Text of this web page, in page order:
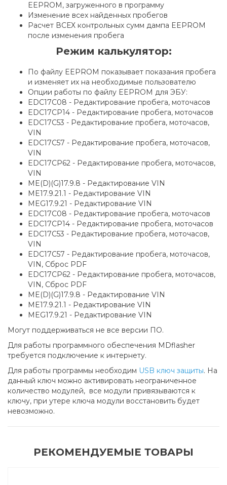
EEPROM, загруженного в программу
Изменение всех найденных пробегов
Расчет ВСЕХ контрольных сумм дампа EEPROM
после изменения пробега
Режим калькулятор:
По файлу EEPROM показывает показания пробега
и изменяет их на необходимые пользователю
Опции работы по файлу EEPROM для ЭБУ:
EDC17C08 - Редактирование пробега, моточасов
EDC17CP14 - Редактирование пробега, моточасов
EDC17C53 - Редактирование пробега, моточасов,
VIN
EDC17C57 - Редактирование пробега, моточасов,
VIN
EDC17CP62 - Редактирование пробега, моточасов,
VIN
ME(D)(G)17.9.8 - Редактирование VIN
ME17.9.21.1 - Редактирование VIN
MEG17.9.21 - Редактирование VIN
EDC17C08 - Редактирование пробега, моточасов
EDC17CP14 - Редактирование пробега, моточасов
EDC17C53 - Редактирование пробега, моточасов,
VIN
EDC17C57 - Редактирование пробега, моточасов,
VIN, Сброс PDF
EDC17CP62 - Редактирование пробега, моточасов,
VIN, Сброс PDF
ME(D)(G)17.9.8 - Редактирование VIN
ME17.9.21.1 - Редактирование VIN
MEG17.9.21 - Редактирование VIN
Могут поддерживаться не все версии ПО.
Для работы программного обеспечения MDflasher
требуется подключение к интернету.
Для работы программы необходим USB ключ защиты. На
данный ключ можно активировать неограниченное
количество модулей, все модули привязываются к
ключу, при утере ключа модули восстановить будет
невозможно.
РЕКОМЕНДУЕМЫЕ ТОВАРЫ